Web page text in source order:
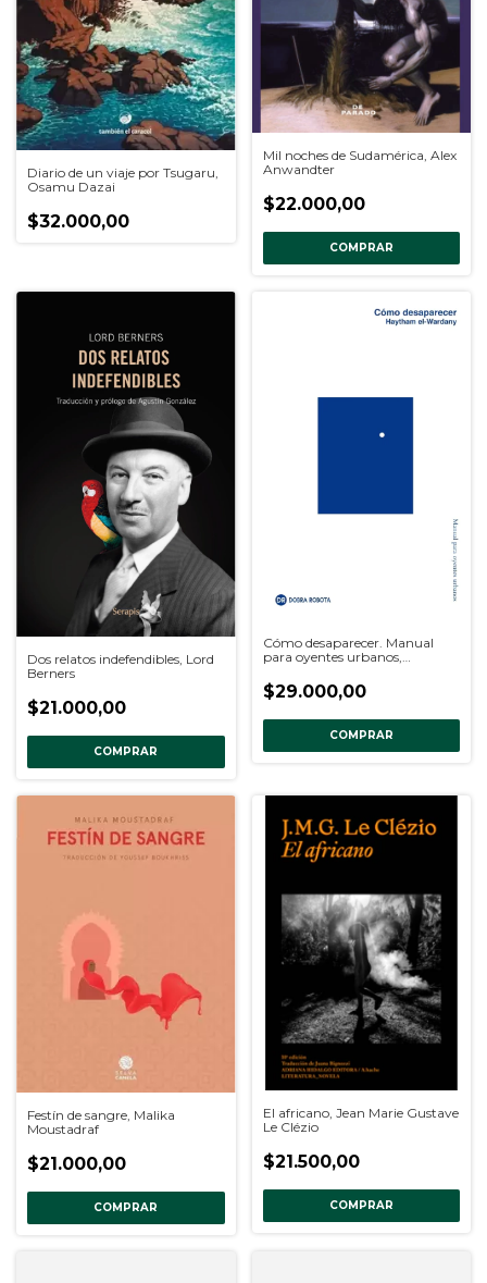
Diario de un viaje por Tsugaru,
Osamu Dazai
$32.000,00
Mil noches de Sudamérica, Alex
Anwandter
$22.000,00
COMPRAR
Dos relatos indefendibles, Lord
Berners
$21.000,00
COMPRAR
Cómo desaparecer. Manual
para oyentes urbanos,
$29.000,00
COMPRAR
Festín de sangre, Malika
Moustadraf
$21.000,00
COMPRAR
El africano, Jean Marie Gustave
Le Clézio
$21.500,00
COMPRAR